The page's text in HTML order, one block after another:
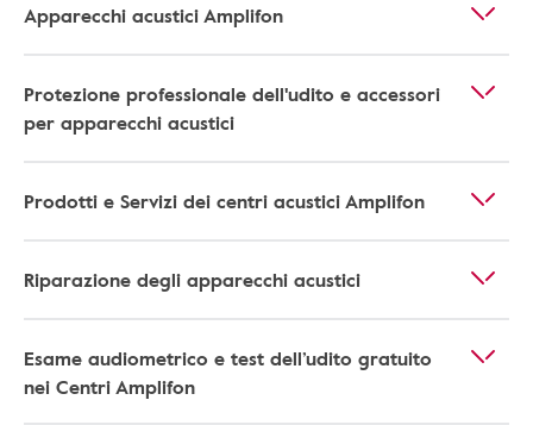
Apparecchi acustici Amplifon
Protezione professionale dell'udito e accessori
per apparecchi acustici
Prodotti e Servizi dei centri acustici Amplifon
Riparazione degli apparecchi acustici
Esame audiometrico e test dell’udito gratuito
nei Centri Amplifon